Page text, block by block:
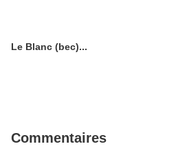
Le Blanc (bec)...
Commentaires